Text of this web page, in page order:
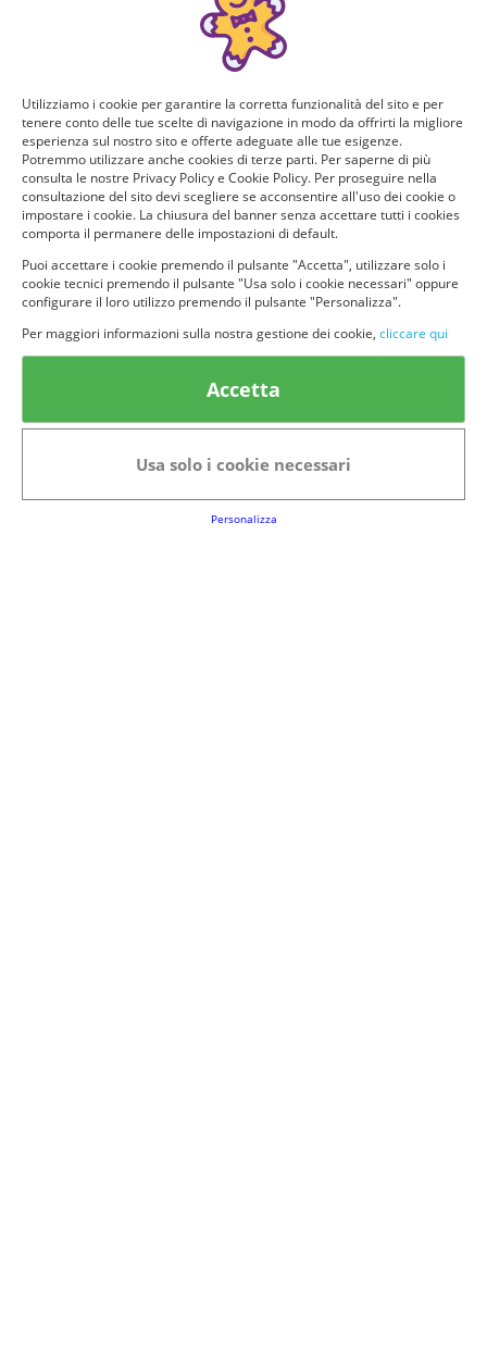
Categorie in evidenza
Alimenti e bevande
Senior
Utilizziamo i cookie per garantire la corretta funzionalità del sito e per
tenere conto delle tue scelte di navigazione in modo da offrirti la migliore
esperienza sul nostro sito e offerte adeguate alle tue esigenze.
Potremmo utilizzare anche cookies di terze parti. Per saperne di più
consulta le nostre Privacy Policy e Cookie Policy. Per proseguire nella
consultazione del sito devi scegliere se acconsentire all'uso dei cookie o
impostare i cookie. La chiusura del banner senza accettare tutti i cookies
comporta il permanere delle impostazioni di default.
Puoi accettare i cookie premendo il pulsante "Accetta", utilizzare solo i
cookie tecnici premendo il pulsante "Usa solo i cookie necessari" oppure
configurare il loro utilizzo premendo il pulsante "Personalizza".
Per maggiori informazioni sulla nostra gestione dei cookie, cliccare qui
Accetta
Usa solo i cookie necessari
Personalizza